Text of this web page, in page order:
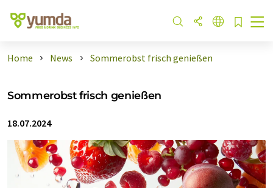
Home News Sommerobst frisch genießen
Sommerobst frisch genießen
18.07.2024